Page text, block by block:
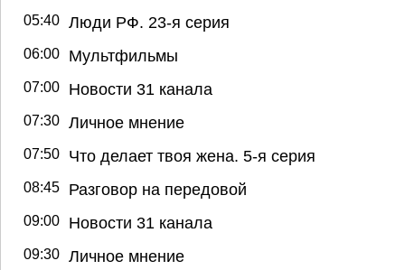
05:40 Люди РФ. 23-я серия
06:00 Мультфильмы
07:00 Новости 31 канала
07:30 Личное мнение
07:50 Что делает твоя жена. 5-я серия
08:45 Разговор на передовой
09:00 Новости 31 канала
09:30 Личное мнение